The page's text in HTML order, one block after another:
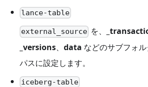
lance-table
external_source を、
_versions、 data などのサブフォ
パスに設定します。
iceberg-table